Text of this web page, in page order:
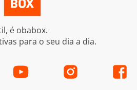
é obabox.
para o seu dia a dia.